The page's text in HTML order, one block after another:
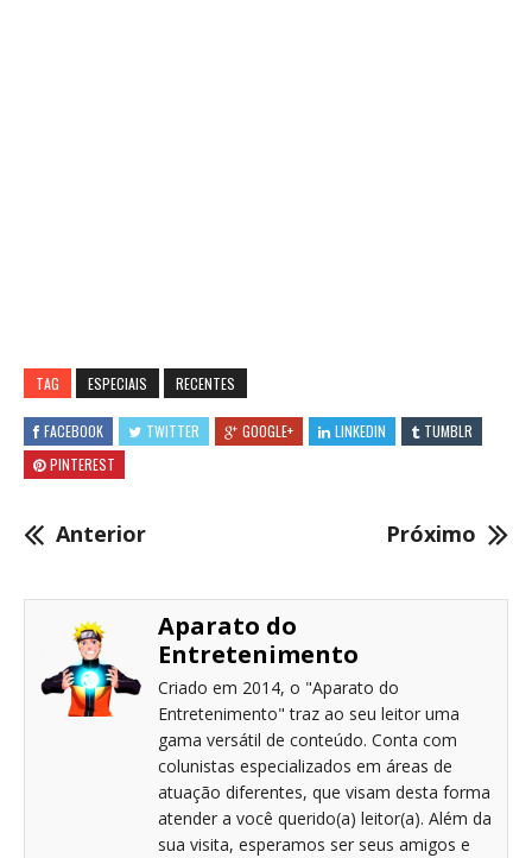
TAG ESPECIAIS RECENTES
FACEBOOK TWITTER GOOGLE+ LINKEDIN
TUMBLR
PINTEREST
Anterior Próximo
Aparato do
Entretenimento
Criado em 2014, o "Aparato do
Entretenimento" traz ao seu leitor uma
gama versátil de conteúdo. Conta com
colunistas especializados em áreas de
atuação diferentes, que visam desta forma
atender a você querido(a) leitor(a). Além da
sua visita, esperamos ser seus amigos e